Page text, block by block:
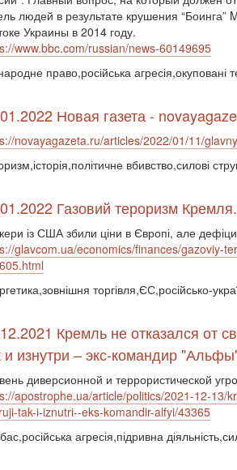
людей в результате крушения
Украины в 2014 году.
www.bbc.com/russian/news-60149695
право,російська
Новая газета -
novayagazeta.ru/articles/2022/01/11/
вбивство,силові
Газовий тероризм
із США збили ціни в Європі, але
glavcom.ua/economics/finances/gazoviy-
торгівля,ЄС,російсько-
Кремль не отказался от
и изнутри – экс-командир
диверсионной и террористической
apostrophe.ua/article/politics/2021-12-13/
tak-i-iznutri--eks-komandir-alfyi/43365
агресія,підривна